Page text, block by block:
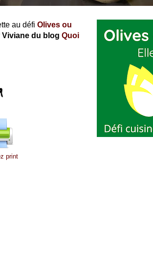
au défi Olives ou
Viviane du blog Quoi
print